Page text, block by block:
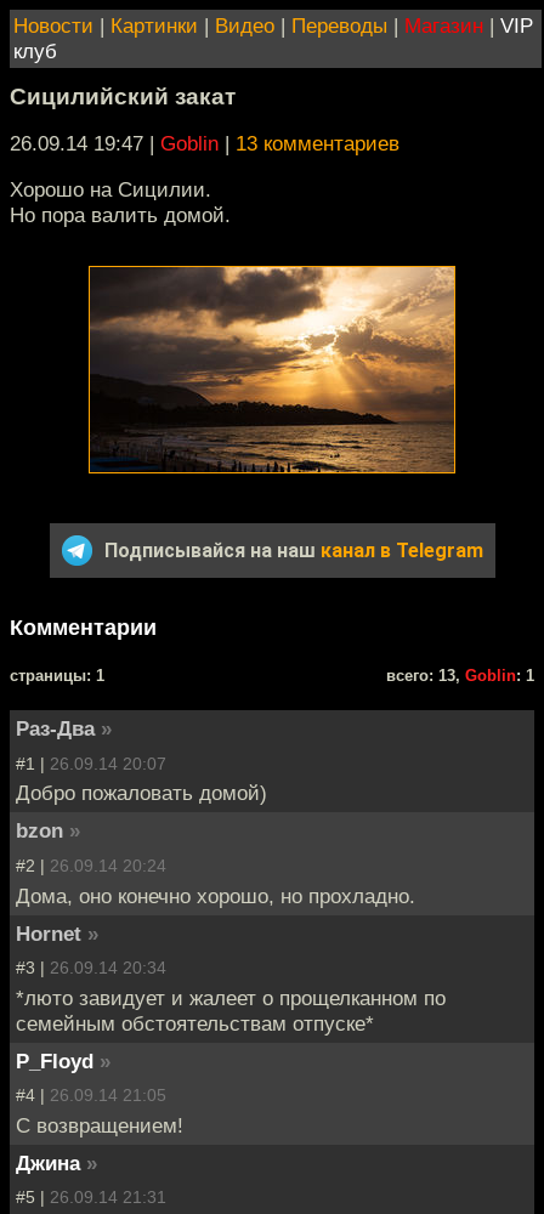
Новости | Картинки | Видео | Переводы | Магазин | VIP
клуб
Сицилийский закат
26.09.14 19:47 | Goblin | 13 комментариев
Хорошо на Сицилии.
Но пора валить домой.
Подписывайся на наш канал в Telegram
Комментарии
cтраницы: 1 всего: 13, Goblin: 1
Раз-Два »
#1 | 26.09.14 20:07
Добро пожаловать домой)
bzon »
#2 | 26.09.14 20:24
Дома, оно конечно хорошо, но прохладно.
Hornet »
#3 | 26.09.14 20:34
*люто завидует и жалеет о прощелканном по
семейным обстоятельствам отпуске*
P_Floyd »
#4 | 26.09.14 21:05
С возвращением!
Джина »
#5 | 26.09.14 21:31